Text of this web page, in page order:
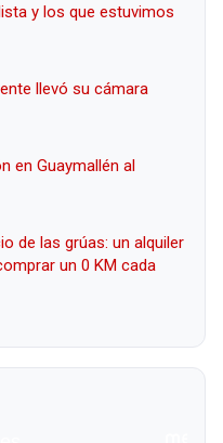
y los que estuvimos
llevó su cámara
en Guaymallén al
de las grúas: un alquiler
un 0 KM cada